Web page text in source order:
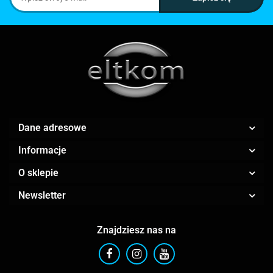
Dane adresowe
Informacje
O sklepie
Newsletter
Znajdziesz nas na